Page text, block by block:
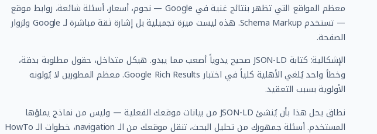
معظم المواقع التي تظهر بنتائج غنية في Google — نجوم، أسعار، أسئلة شائعة، روابط موقع
— تستخدم Schema Markup. هذه ليست ميزة تجميلية بل إشارة ثقة مباشرة لـ Google ولزوار
الصفحة.
الإشكالية: كتابة JSON-LD صحيح يدوياً أصعب مما يبدو. هيكل متداخل، حقول مطلوبة بدقة،
وخطأ واحد يُلغي الأهلية كلياً في اختبار Google Rich Results. معظم المطورين لا يُولونه
الأولوية بسبب التعقيد.
نطاق يحل هذا بأن يُنشئ JSON-LD من بيانات موقعك الفعلية — وليس من نماذج يملؤها
المستخدم. أسئلة جمهورك من تحليل البحث، تنقل موقعك من الـ navigation، خطوات الـ HowTo